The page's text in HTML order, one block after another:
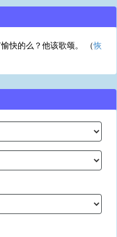
快的么？他该歌颂。 （恢